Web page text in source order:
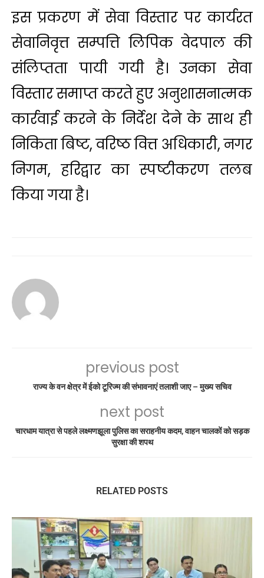
इस प्रकरण में सेवा विस्तार पर कार्यरत
सेवानिवृत्त सम्पत्ति लिपिक वेदपाल की
संलिप्तता पायी गयी है। उनका सेवा
विस्तार समाप्त करते हुए अनुशासनात्मक
कार्रवाई करने के निर्देश देने के साथ ही
निकिता बिष्ट, वरिष्ठ वित्त अधिकारी, नगर
निगम, हरिद्वार का स्पष्टीकरण तलब
किया गया है।
previous post
राज्य के वन क्षेत्र में ईको टूरिज्म की संभावनाएं तलाशी जाए – मुख्य सचिव
next post
चारधाम यात्रा से पहले लक्ष्मणझूला पुलिस का सराहनीय कदम, वाहन चालकों को सड़क
सुरक्षा की शपथ
RELATED POSTS